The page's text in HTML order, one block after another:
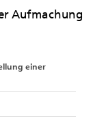
Aufmachung
einer